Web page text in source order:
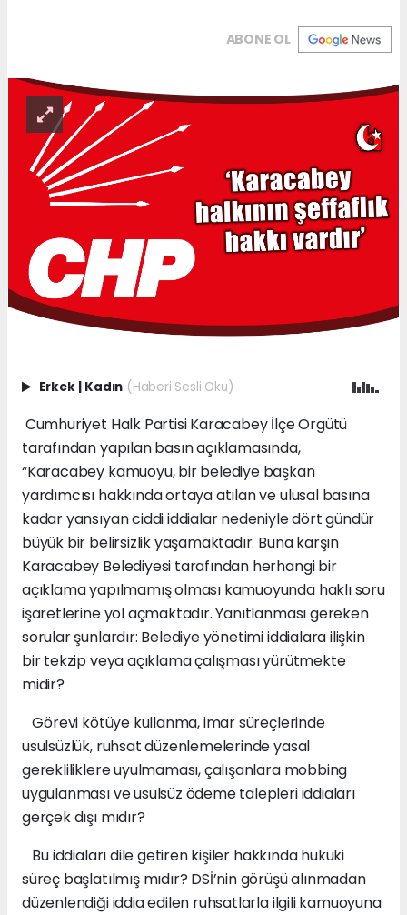
ABONE OL
Erkek | Kadın (Haberi Sesli Oku)
Cumhuriyet Halk Partisi Karacabey İlçe Örgütü
tarafından yapılan basın açıklamasında,
“Karacabey kamuoyu, bir belediye başkan
yardımcısı hakkında ortaya atılan ve ulusal basına
kadar yansıyan ciddi iddialar nedeniyle dört gündür
büyük bir belirsizlik yaşamaktadır. Buna karşın
Karacabey Belediyesi tarafından herhangi bir
açıklama yapılmamış olması kamuoyunda haklı soru
işaretlerine yol açmaktadır. Yanıtlanması gereken
sorular şunlardır: Belediye yönetimi iddialara ilişkin
bir tekzip veya açıklama çalışması yürütmekte
midir?
Görevi kötüye kullanma, imar süreçlerinde
usulsüzlük, ruhsat düzenlemelerinde yasal
gerekliliklere uyulmaması, çalışanlara mobbing
uygulanması ve usulsüz ödeme talepleri iddiaları
gerçek dışı mıdır?
Bu iddiaları dile getiren kişiler hakkında hukuki
süreç başlatılmış mıdır? DSİ’nin görüşü alınmadan
düzenlendiği iddia edilen ruhsatlarla ilgili kamuoyuna